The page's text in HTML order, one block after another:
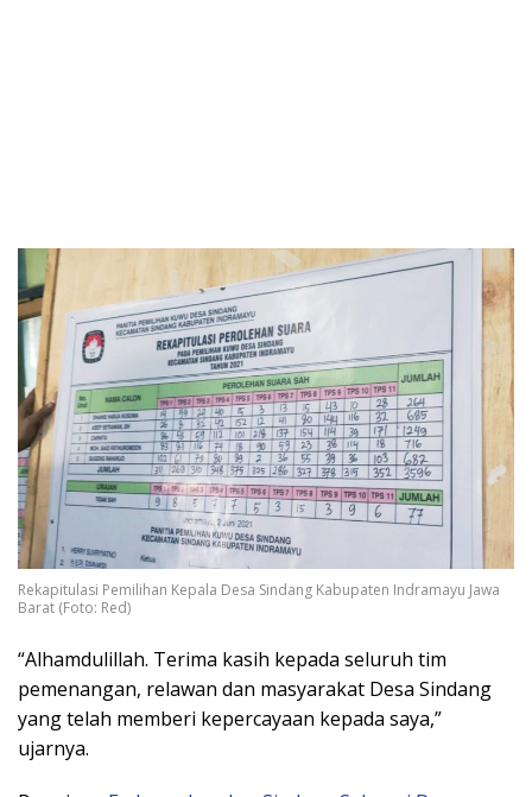
Rekapitulasi Pemilihan Kepala Desa Sindang Kabupaten Indramayu Jawa
Barat (Foto: Red)
“Alhamdulillah. Terima kasih kepada seluruh tim
pemenangan, relawan dan masyarakat Desa Sindang
yang telah memberi kepercayaan kepada saya,”
ujarnya.